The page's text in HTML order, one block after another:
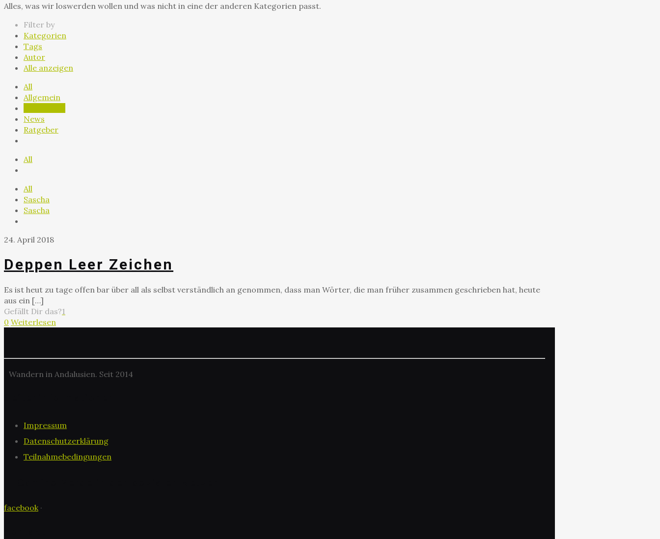
Alles, was wir loswerden wollen und was nicht in eine der anderen Kategorien passt.
Filter by
Kategorien
Tags
Autor
Alle anzeigen
All
Allgemein
News
Ratgeber
All
All
Sascha
Sascha
24. April 2018
Deppen Leer Zeichen
Es ist heut zu tage offen bar über all als selbst verständlich an genommen, dass man Wörter, die man früher zusammen geschrieben hat, heute
aus ein […]
Gefällt Dir das?1
0 Weiterlesen
Wandern in Andalusien. Seit 2014
Impressum
Datenschutzerklärung
Teilnahmebedingungen
facebook ·